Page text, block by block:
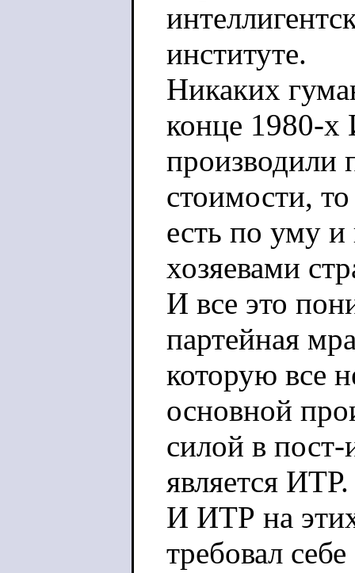
институте.
Никаких
конце 1980-
производили
стоимости, то
есть по уму
хозяевами
И все это
партейная
которую все
основной
силой в
является ИТР.
И ИТР на
требовал себе